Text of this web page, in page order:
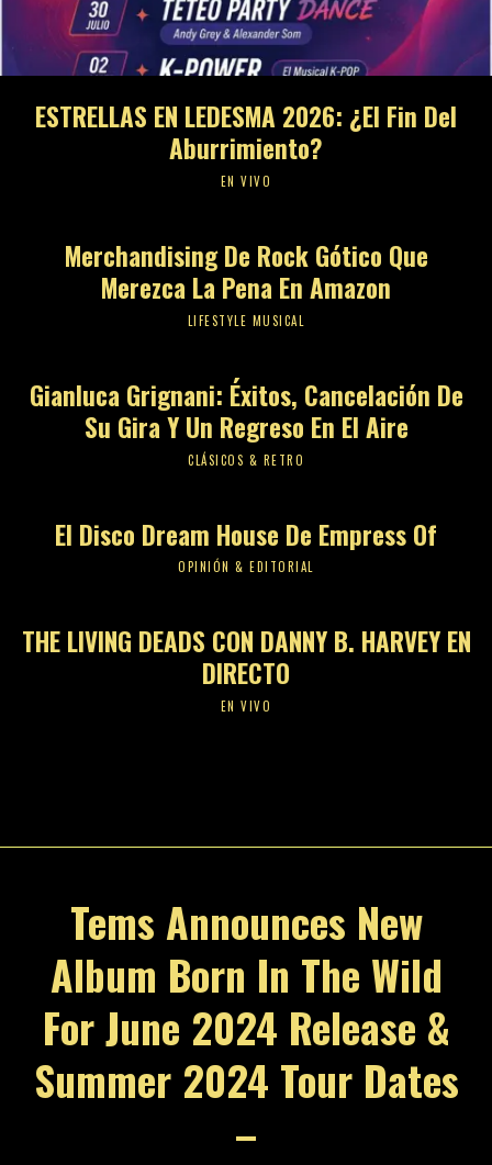
ESTRELLAS EN LEDESMA 2026: ¿El Fin Del
Aburrimiento?
EN VIVO
Merchandising De Rock Gótico Que
Merezca La Pena En Amazon
LIFESTYLE MUSICAL
Gianluca Grignani: Éxitos, Cancelación De
Su Gira Y Un Regreso En El Aire
CLÁSICOS & RETRO
El Disco Dream House De Empress Of
OPINIÓN & EDITORIAL
THE LIVING DEADS CON DANNY B. HARVEY EN
DIRECTO
EN VIVO
Tems Announces New
Album Born In The Wild
For June 2024 Release &
Summer 2024 Tour Dates
–